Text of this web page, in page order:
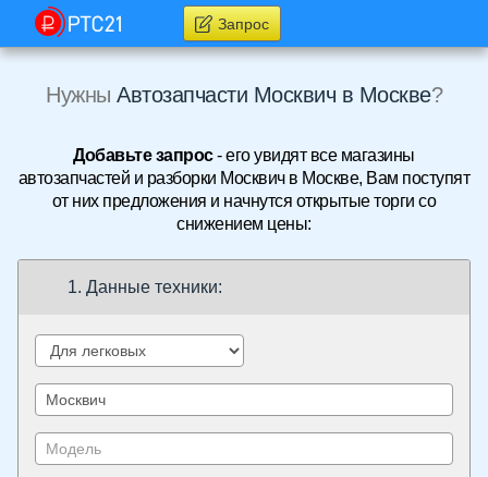
Запрос
Нужны Автозапчасти Москвич в Москве?
Добавьте запрос- его увидят все магазины
автозапчастей и разборки Москвич в Москве, Вам поступят
от них предложения и начнутся открытые торги со
снижением цены:
1. Данные техники: